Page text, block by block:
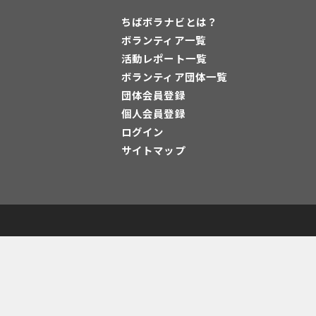
ちばボラナビとは？
ボランティア一覧
活動レポート一覧
ボランティア団体一覧
団体会員登録
個人会員登録
ログイン
サイトマップ